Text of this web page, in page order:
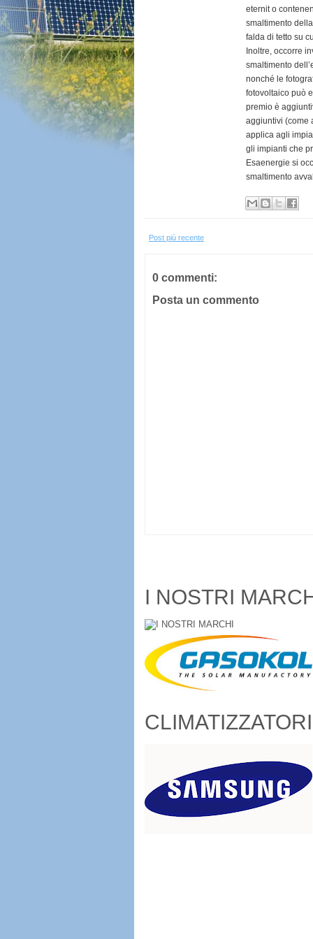
eternit o
smaltimento
falda di tetto su
Inoltre, occorre
smaltimento
nonché le
fotovoltaico può
premio è
aggiuntivi (come
applica agli
gli impianti che
Esaenergie si
smaltimento
Post più recente
0 commenti:
Posta un commento
I NOSTRI